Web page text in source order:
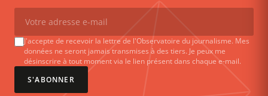
J'accepte de recevoir la lettre de l'Observatoire du journalisme. Mes
données ne seront jamais transmises à des tiers. Je peux me
désinscrire à tout moment via le lien présent dans chaque e-mail.
S'ABONNER